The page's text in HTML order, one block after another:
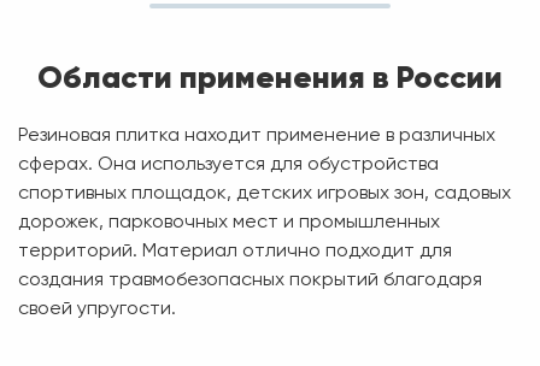
Области применения в России
Резиновая плитка находит применение в различных
сферах. Она используется для обустройства
спортивных площадок, детских игровых зон, садовых
дорожек, парковочных мест и промышленных
территорий. Материал отлично подходит для
создания травмобезопасных покрытий благодаря
своей упругости.